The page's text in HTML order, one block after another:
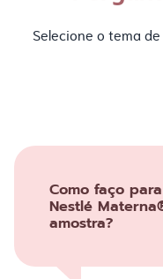
Selecione o tema
Como faço
Nestlé
amostra?